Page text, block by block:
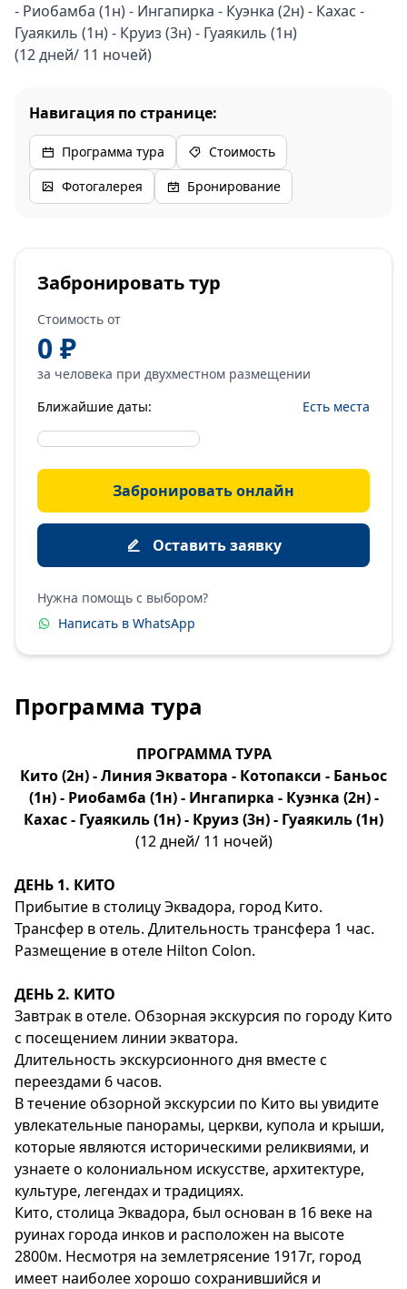
- Риобамба (1н) - Ингапирка - Куэнка (2н) - Кахас -
Гуаякиль (1н) - Круиз (3н) - Гуаякиль (1н)
(12 дней/ 11 ночей)
Навигация по странице:
Программа тура
Стоимость
Фотогалерея
Бронирование
Забронировать тур
Стоимость от
0 ₽
за человека при двухместном размещении
Ближайшие даты:
Есть места
Забронировать онлайн
Оставить заявку
Нужна помощь с выбором?
Написать в WhatsApp
Программа тура
ПРОГРАММА ТУРА
Кито (2н) - Линия Экватора - Котопакси - Баньос
(1н) - Риобамба (1н) - Ингапирка - Куэнка (2н) -
Кахас - Гуаякиль (1н) - Круиз (3н) - Гуаякиль (1н)
(12 дней/ 11 ночей)
ДЕНЬ 1. КИТО
Прибытие в столицу Эквадора, город Кито.
Трансфер в отель. Длительность трансфера 1 час.
Размещение в отеле Hilton Colon.
ДЕНЬ 2. КИТО
Завтрак в отеле. Обзорная экскурсия по городу Кито
с посещением линии экватора.
Длительность экскурсионного дня вместе с
переездами 6 часов.
В течение обзорной экскурсии по Кито вы увидите
увлекательные панорамы, церкви, купола и крыши,
которые являются историческими реликвиями, и
узнаете о колониальном искусстве, архитектуре,
культуре, легендах и традициях.
Кито, столица Эквадора, был основан в 16 веке на
руинах города инков и расположен на высоте
2800м. Несмотря на землетрясение 1917г, город
имеет наиболее хорошо сохранившийся и